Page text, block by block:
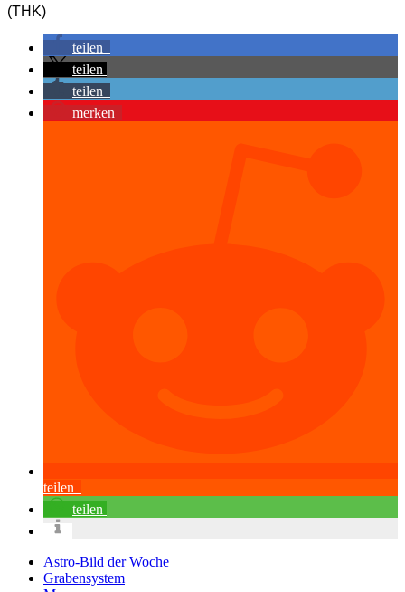
(THK)
teilen
teilen
teilen
merken
teilen
teilen
Astro-Bild der Woche
Grabensystem